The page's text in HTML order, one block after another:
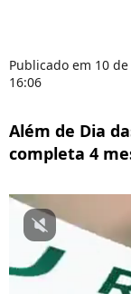
Publicado em 10
16:06
Além de Dia
completa 4